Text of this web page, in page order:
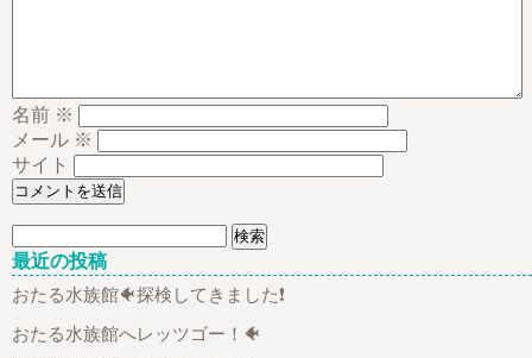
名前 ※
メール ※
サイト
索:
最近の投稿
おたる水族館🐠探検してきました❗
おたる水族館へレッツゴー！🐠